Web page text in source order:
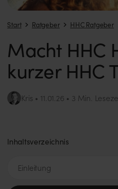
Start Ratgeber HHC Ratgeber
Macht HHC
kurzer HHC
Kris 11.01.26 3 Min.
Inhaltsverzeichnis
Einleitung